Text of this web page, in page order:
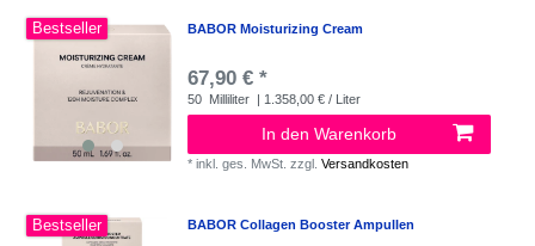
Bestseller BABOR Moisturizing Cream
67,90 € *
50 Milliliter | 1.358,00 € / Liter
In den Warenkorb
*inkl. ges. MwSt. zzgl.Versandkosten
Bestseller BABOR Collagen Booster Ampullen